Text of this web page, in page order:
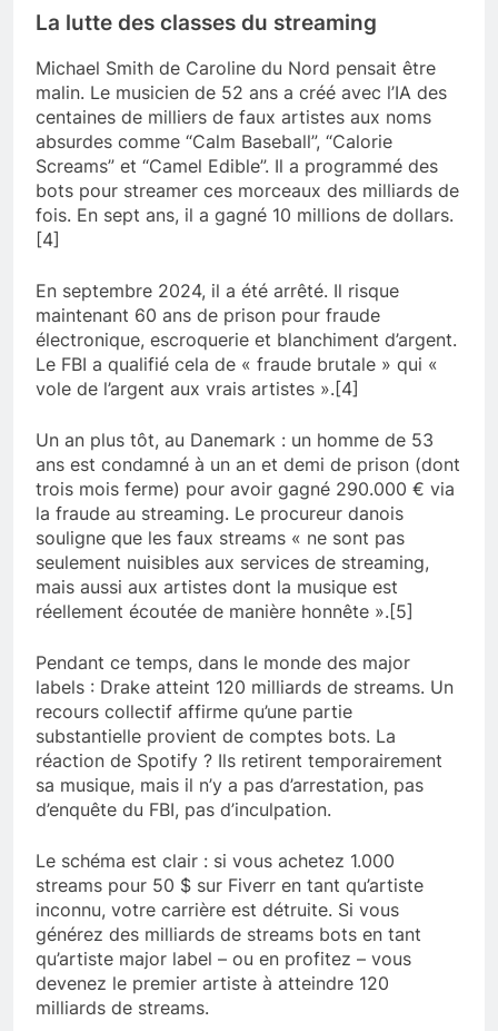
La lutte des classes du streaming
Michael Smith de Caroline du Nord pensait être
malin. Le musicien de 52 ans a créé avec l’IA des
centaines de milliers de faux artistes aux noms
absurdes comme “Calm Baseball”, “Calorie
Screams” et “Camel Edible”. Il a programmé des
bots pour streamer ces morceaux des milliards de
fois. En sept ans, il a gagné 10 millions de dollars.
[4]
En septembre 2024, il a été arrêté. Il risque
maintenant 60 ans de prison pour fraude
électronique, escroquerie et blanchiment d’argent.
Le FBI a qualifié cela de « fraude brutale » qui «
vole de l’argent aux vrais artistes ».[4]
Un an plus tôt, au Danemark : un homme de 53
ans est condamné à un an et demi de prison (dont
trois mois ferme) pour avoir gagné 290.000 € via
la fraude au streaming. Le procureur danois
souligne que les faux streams « ne sont pas
seulement nuisibles aux services de streaming,
mais aussi aux artistes dont la musique est
réellement écoutée de manière honnête ».[5]
Pendant ce temps, dans le monde des major
labels : Drake atteint 120 milliards de streams. Un
recours collectif affirme qu’une partie
substantielle provient de comptes bots. La
réaction de Spotify ? Ils retirent temporairement
sa musique, mais il n’y a pas d’arrestation, pas
d’enquête du FBI, pas d’inculpation.
Le schéma est clair : si vous achetez 1.000
streams pour 50 $ sur Fiverr en tant qu’artiste
inconnu, votre carrière est détruite. Si vous
générez des milliards de streams bots en tant
qu’artiste major label – ou en profitez – vous
devenez le premier artiste à atteindre 120
milliards de streams.